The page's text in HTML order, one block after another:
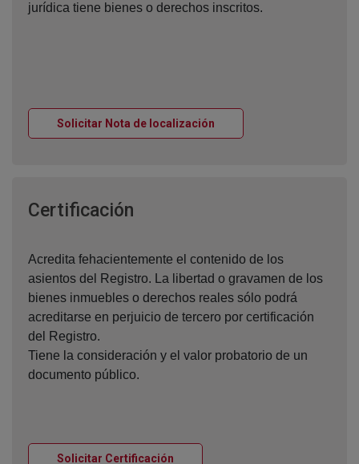
jurídica tiene bienes o derechos inscritos.
Solicitar Nota de localización
Certificación
Acredita fehacientemente el contenido de los
asientos del Registro. La libertad o gravamen de los
bienes inmuebles o derechos reales sólo podrá
acreditarse en perjuicio de tercero por certificación
del Registro.
Tiene la consideración y el valor probatorio de un
documento público.
Solicitar Certificación